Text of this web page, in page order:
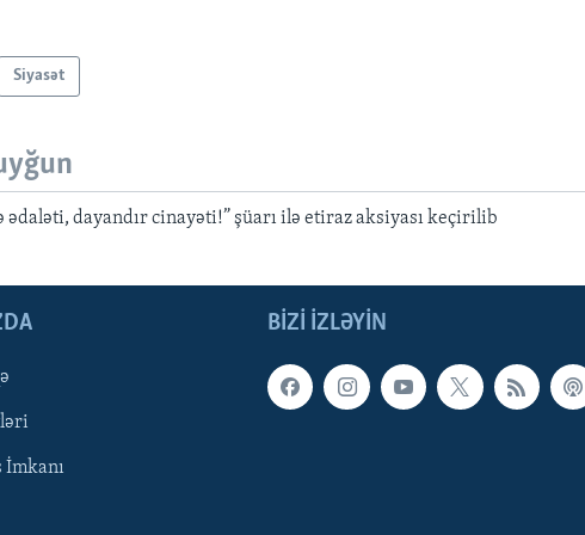
Siyasət
ədaləti, dayandır cinayəti!” şüarı ilə etiraz aksiyası keçirilib
BIZI IZLƏYIN
İmkanı